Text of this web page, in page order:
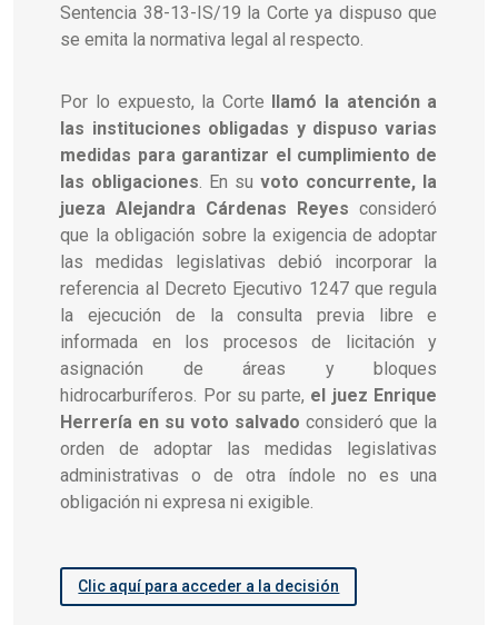
Sentencia 38-13-IS/19 la Corte ya dispuso que
se emita la normativa legal al respecto.
Por lo expuesto, la Corte llamó la atención a
las instituciones obligadas y dispuso varias
medidas para garantizar el cumplimiento de
las obligaciones. En suvoto concurrente, la
jueza Alejandra Cárdenas Reyesconsideró
que la obligación sobre la exigencia de adoptar
las medidas legislativas debió incorporar la
referencia al Decreto Ejecutivo 1247 que regula
la ejecución de la consulta previa libre e
informada en los procesos de licitación y
asignación de áreas y bloques
hidrocarburíferos. Por su parte, el juez Enrique
Herrería en su voto salvado consideró que la
orden de adoptar las medidas legislativas
administrativas o de otra índole no es una
obligación ni expresa ni exigible.
Clic aquí para acceder a la decisión